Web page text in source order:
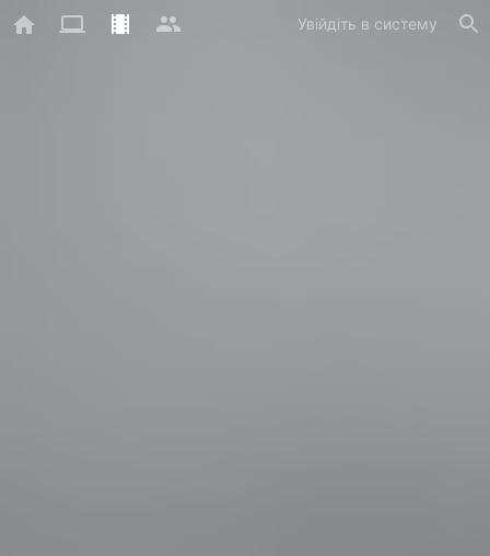
Увійдіть в систему